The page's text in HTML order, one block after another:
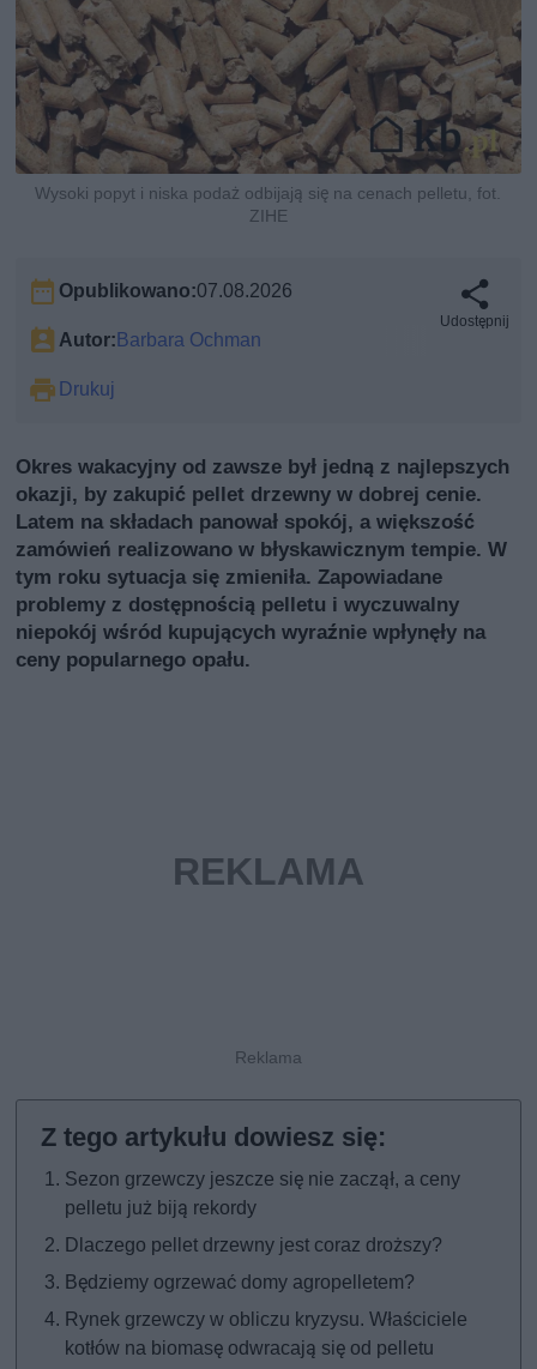
Wysoki popyt i niska podaż odbijają się na cenach pelletu, fot.
ZIHE
Opublikowano:07.08.2026
Autor:Barbara Ochman
Drukuj
Udostępnij
Okres wakacyjny od zawsze był jedną z najlepszych
okazji, by zakupić pellet drzewny w dobrej cenie.
Latem na składach panował spokój, a większość
zamówień realizowano w błyskawicznym tempie. W
tym roku sytuacja się zmieniła. Zapowiadane
problemy z dostępnością pelletu i wyczuwalny
niepokój wśród kupujących wyraźnie wpłynęły na
ceny popularnego opału.
Sezon grzewczy jeszcze się nie zaczął, a ceny
pelletu już biją rekordy
Dlaczego pellet drzewny jest coraz droższy?
Będziemy ogrzewać domy agropelletem?
Rynek grzewczy w obliczu kryzysu. Właściciele
kotłów na biomasę odwracają się od pelletu